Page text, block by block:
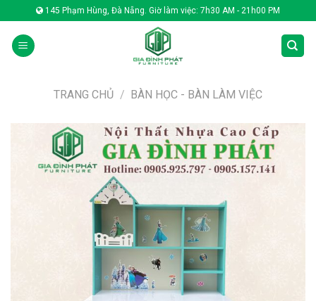
to
content
145 Phạm Hùng, Đà Nẵng. Giờ làm việc: 7h30 AM - 21h00 PM
TRANG CHỦ / BÀN HỌC - BÀN LÀM VIỆC